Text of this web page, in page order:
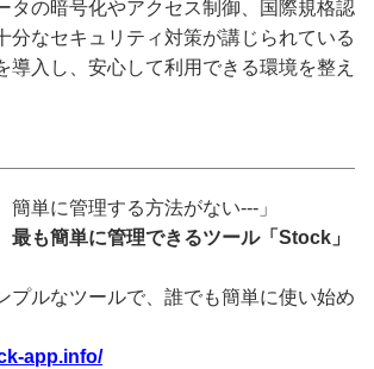
タの暗号化やアクセス制御、国際規格認
分なセキュリティ対策が講じられている
導入し、安心して利用できる環境を整え
簡単に管理する方法がない---」
最も簡単に管理できるツール「Stock」
プルなツールで、誰でも簡単に使い始め
app.info/